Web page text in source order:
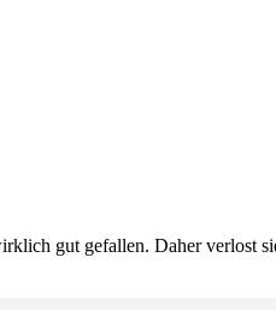
gut gefallen. Daher verlost